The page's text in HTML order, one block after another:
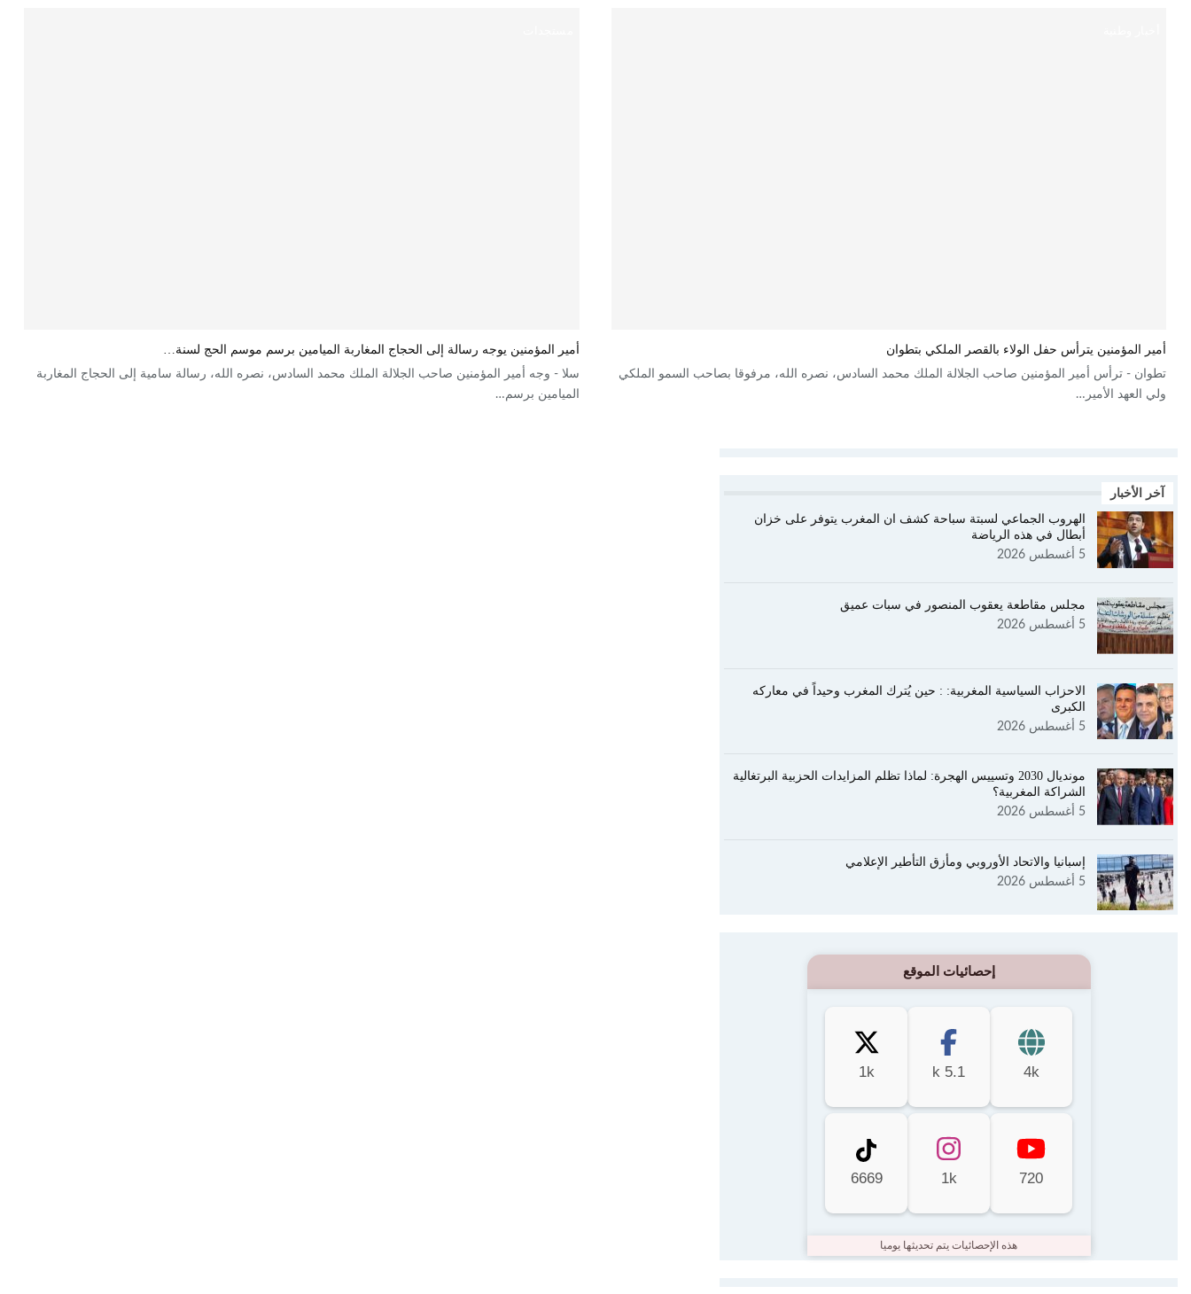
أمير المؤمنين يترأس حفل الولاء بالقصر الملكي بتطوان
تطوان - ترأس أمير المؤمنين صاحب الجلالة الملك محمد السادس، نصره الله، مرفوقا بصاحب السمو الملكي
ولي العهد الأمير…
أمير المؤمنين يوجه رسالة إلى الحجاج المغاربة الميامين برسم موسم الحج لسنة…
سلا - وجه أمير المؤمنين صاحب الجلالة الملك محمد السادس، نصره الله، رسالة سامية إلى الحجاج المغاربة
الميامين برسم…
آخر الأخبار
الهروب الجماعي لسبتة سباحة كشف ان المغرب يتوفر على خزان
أبطال في هذه الرياضة
5 أغسطس 2026
مجلس مقاطعة يعقوب المنصور في سبات عميق
5 أغسطس 2026
الاحزاب السياسية المغربية: : حين يُترك المغرب وحيداً في معاركه
الكبرى
5 أغسطس 2026
مونديال 2030 وتسييس الهجرة: لماذا تظلم المزايدات الحزبية البرتغالية
الشراكة المغربية؟
5 أغسطس 2026
إسبانيا والاتحاد الأوروبي ومأزق التأطير الإعلامي
5 أغسطس 2026
إحصائيات الموقع
4k
5.1 k
1k
720
1k
6669
هذه الإحصائيات يتم تحديثها يوميا